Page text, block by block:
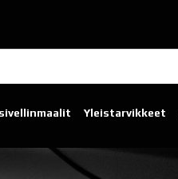
Yleistarvikkeet